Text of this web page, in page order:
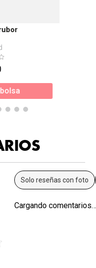
Solo reseñas con foto
Cargando